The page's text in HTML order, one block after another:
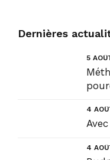
Dernières
5
4
4